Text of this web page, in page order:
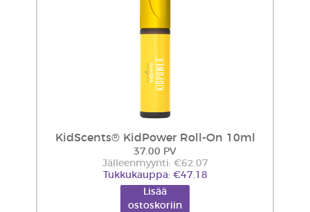
KidScents® KidPower Roll-On 10ml
37.00 PV
Jälleenmyynti: €62.07
Tukkukauppa: €47.18
Lisää
ostoskoriin